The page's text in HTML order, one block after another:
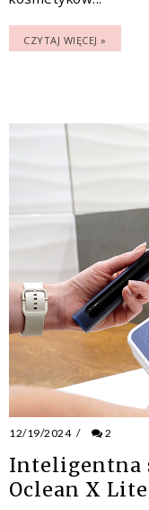
CZYTAJ WIĘCEJ »
12/19/2024 / 2
Inteligentna
Oclean X Lite